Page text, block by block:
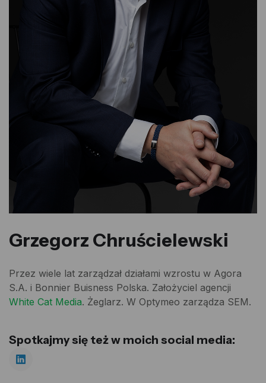
Grzegorz Chruścielewski
Przez wiele lat zarządzał działami wzrostu w Agora
S.A. i Bonnier Buisness Polska. Założyciel agencji
White Cat Media. Żeglarz. W Optymeo zarządza SEM.
Spotkajmy się też w moich social media: